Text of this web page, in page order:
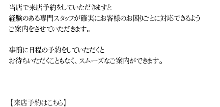
当店で来店予約をしていただきますと
経験のある専門スタッフが確実にお客様のお困りごとに対応できるよう
ご案内をさせていただきます。
事前に日程の予約をしていただくと
お待ちいただくこともなく、スムーズなご案内ができます。
【来店予約はこちら】